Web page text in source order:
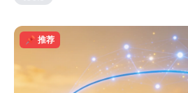
📌 推荐